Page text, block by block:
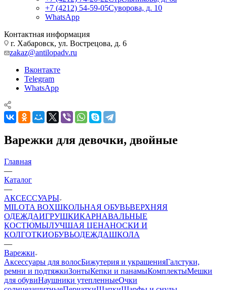
+7 (4212) 54-59-05Суворова, д. 10
WhatsApp
Контактная информация
г. Хабаровск, ул. Вострецова, д. 6
zakaz@antilopadv.ru
Вконтакте
Telegram
WhatsApp
Варежки для девочки, двойные
Главная
—
Каталог
—
АКСЕССУАРЫ
MILOTA BOXШКОЛЬНАЯ ОБУВЬВЕРХНЯЯ
ОДЕЖДАИГРУШКИКАРНАВАЛЬНЫЕ
КОСТЮМЫЛУЧШАЯ ЦЕНАНОСКИ И
КОЛГОТКИОБУВЬОДЕЖДАШКОЛА
—
Варежки
Аксессуары для волосБижутерия и украшенияГалстуки,
ремни и подтяжкиЗонтыКепки и панамыКомплектыМешки
для обувиНаушники утепленныеОчки